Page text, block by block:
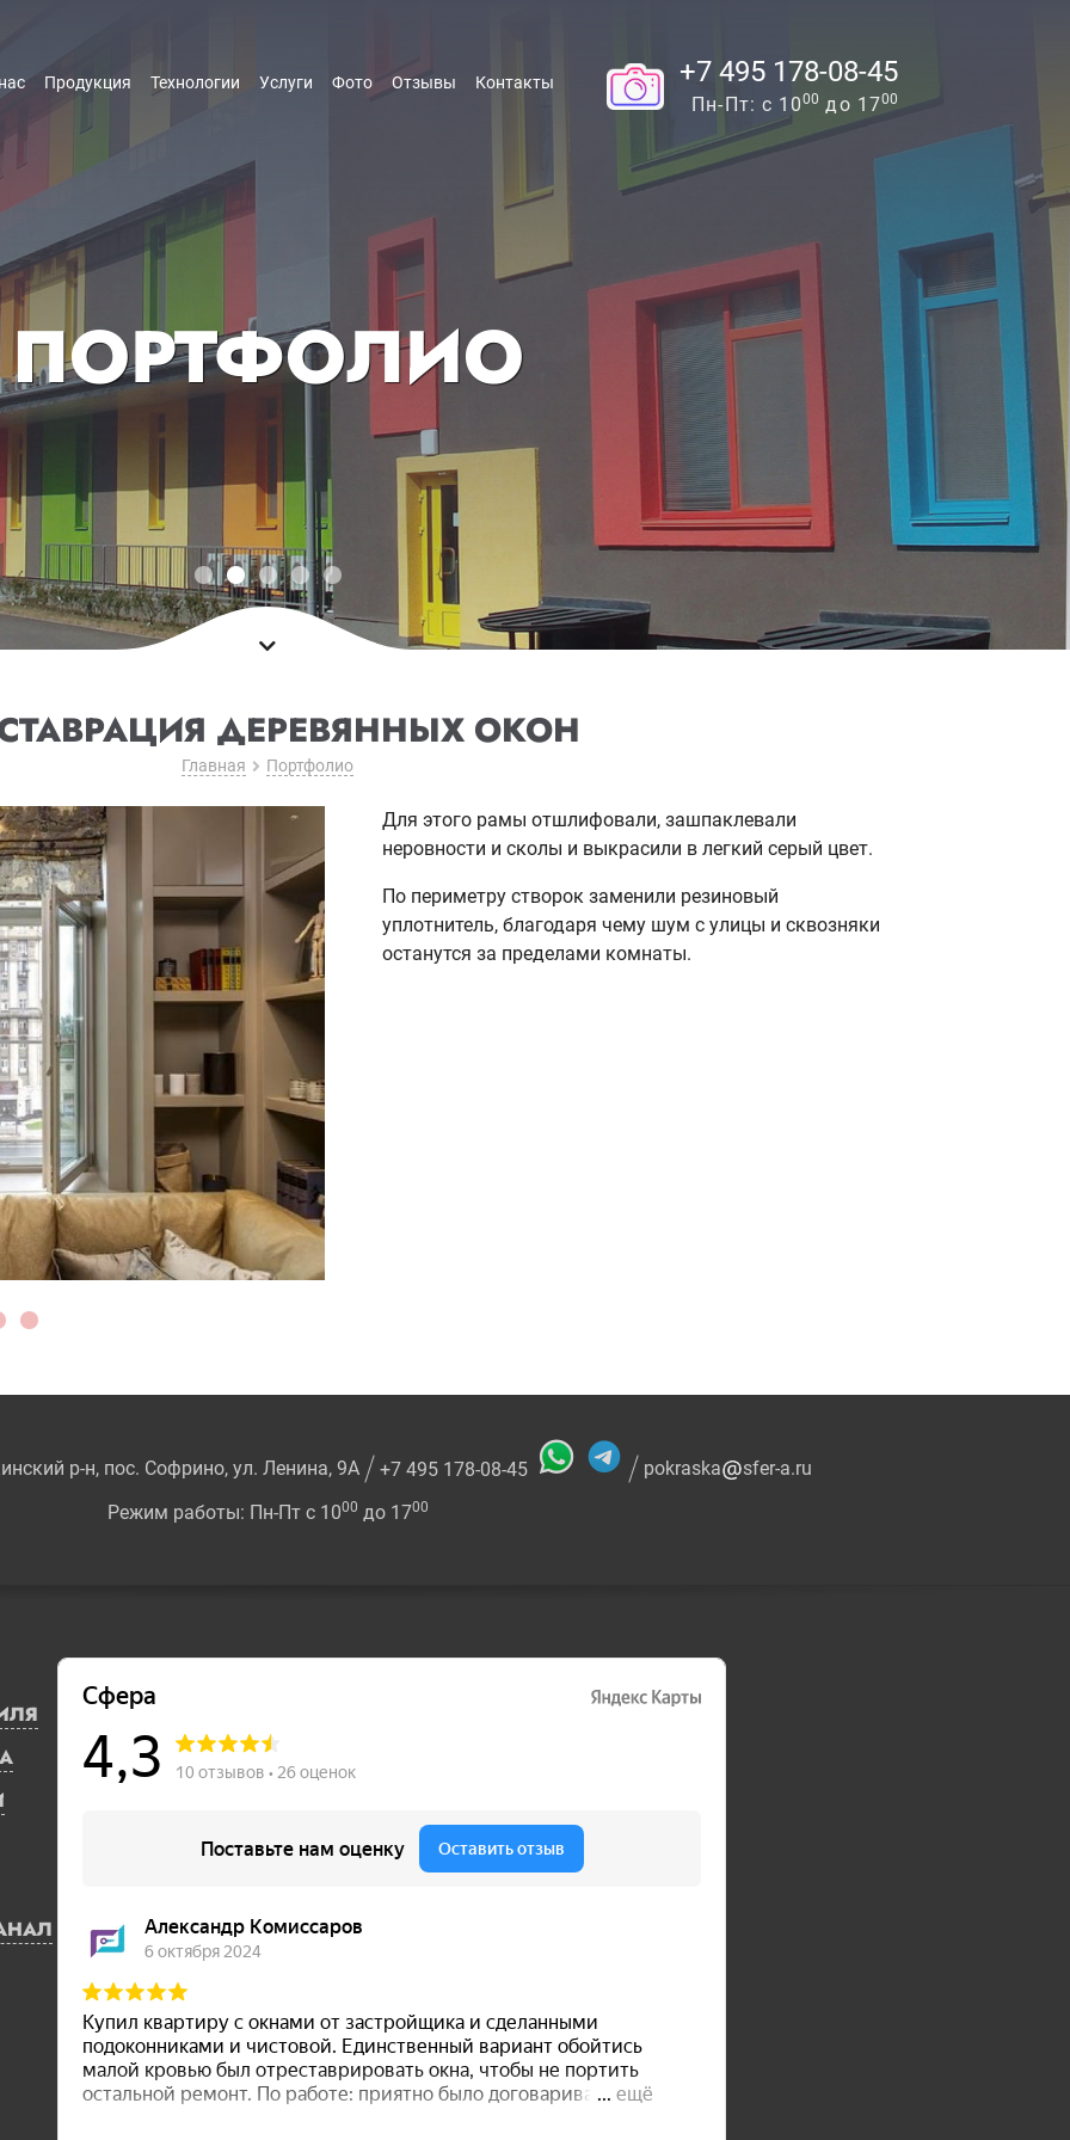
Продукция Технологии Услуги Фото Отзывы Контакты +7 495 178-08-45
Пн-Пт: с 1000 до 1700
ПОРТФОЛИО
ДЕРЕВЯННЫХ ОКОН
Главная Портфолио
Для этого рамы отшлифовали, зашпаклевали
неровности и сколы и выкрасили в легкий серый цвет.
По периметру створок заменили резиновый
уплотнитель, благодаря чему шум с улицы и сквозняки
останутся за пределами комнаты.
р-н, пос. Софрино, ул. Ленина, 9А +7 495 178-08-45 pokraska
sfer-a.ru
Режим работы: Пн-Пт с 1000 до 1700